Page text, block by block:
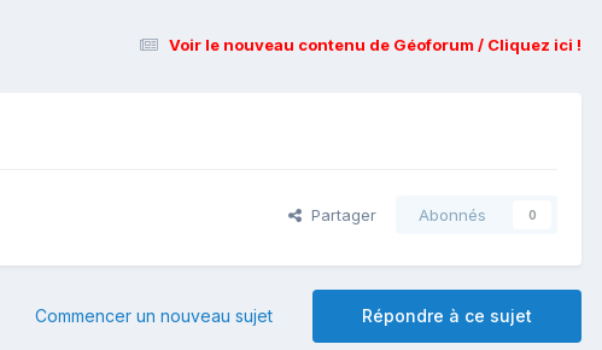
Voir le nouveau contenu de Géoforum / Cliquez ici !
Partager Abonnés 0
Répondre à ce sujet
Commencer un nouveau sujet